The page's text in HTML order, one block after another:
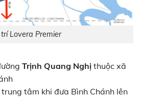
Lovera Premier
Trịnh Quang Nghị thuộc xã
tâm khi đưa Bình Chánh lên